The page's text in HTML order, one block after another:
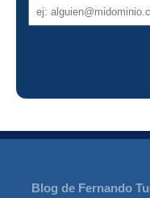
de
Blog de Fernando